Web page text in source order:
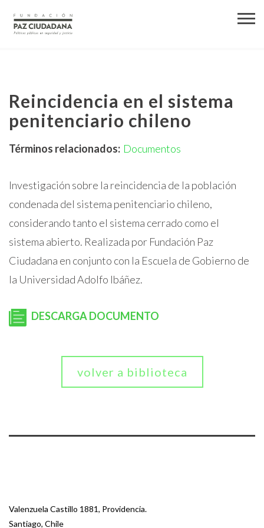
Reincidencia en el sistema
penitenciario chileno
Términos relacionados: Documentos
Investigación sobre la reincidencia de la población
condenada del sistema penitenciario chileno,
considerando tanto el sistema cerrado como el
sistema abierto. Realizada por Fundación Paz
Ciudadana en conjunto con la Escuela de Gobierno de
la Universidad Adolfo Ibáñez.
DESCARGA DOCUMENTO
volver a biblioteca
Valenzuela Castillo 1881, Providencia.
Santiago, Chile